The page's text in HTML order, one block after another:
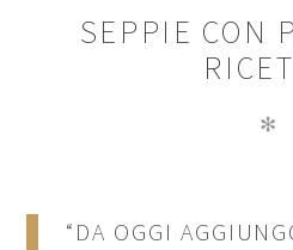
SEPPIE CON
✻
“DA OGGI